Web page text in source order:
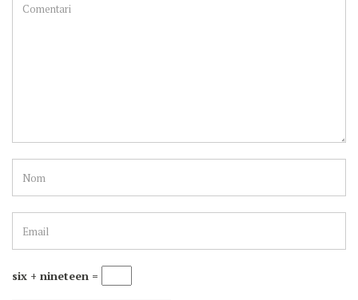
six + nineteen =